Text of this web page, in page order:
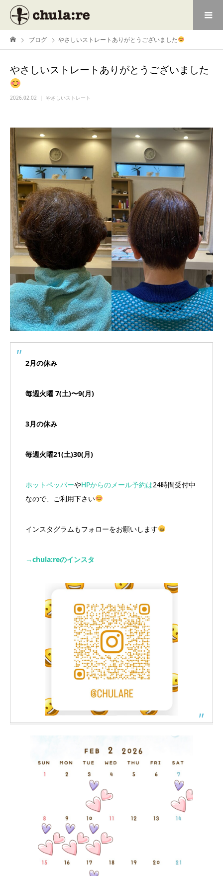
ブログ やさしいストレートありがとうございました
やさしいストレートありがとうございました
2026.02.02 やさしいストレート
2月の休み
毎週火曜 7(土)〜9(月)
3月の休み
毎週火曜21(土)30(月)
ホットペッパーやHPからのメール予約は24時間受付中
なので、ご利用下さい
インスタグラムもフォローをお願いします
→chula:reのインスタ